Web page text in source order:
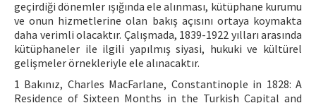
geçirdiği dönemler ışığında ele alınması, kütüphane kurumu
ve onun hizmetlerine olan bakış açısını ortaya koymakta
daha verimli olacaktır. Çalışmada, 1839-1922 yılları arasında
kütüphaneler ile ilgili yapılmış siyasi, hukuki ve kültürel
gelişmeler örnekleriyle ele alınacaktır.
1 Bakınız, Charles MacFarlane, Constantinople in 1828: A
Residence of Sixteen Months in the Turkish Capital and